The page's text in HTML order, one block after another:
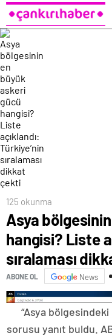
sıralaması dikkat çekti
125 okunma
Asya
hangisi? Liste
sıralaması
ABONE OL News
“Asya
sorusu yanıt buldu.